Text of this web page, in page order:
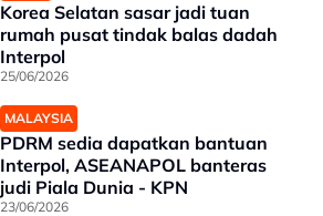
Korea Selatan sasar jadi tuan
rumah pusat tindak balas dadah
Interpol
25/06/2026
MALAYSIA
PDRM sedia dapatkan bantuan
Interpol, ASEANAPOL banteras
judi Piala Dunia - KPN
23/06/2026